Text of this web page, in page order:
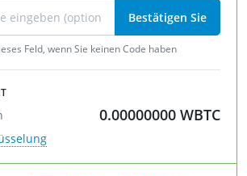
Bestätigen Sie
Feld, wenn Sie keinen Code haben
0.00000000 WBTC